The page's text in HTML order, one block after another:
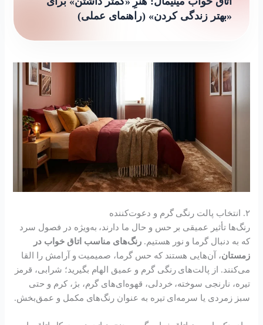
«بهتر زندگی کردن» (راهنمای عملی)
۲. انتخاب پالت رنگی گرم و دعوت‌کننده
رنگ‌ها تأثیر عمیقی بر حس و حال ما دارند، به‌ویژه در فصول سرد
که به دنبال گرما و نور هستیم. رنگ‌های مناسب اتاق خواب در
زمستان، آن‌هایی هستند که حس گرما، صمیمیت و آرامش را القا
می‌کنند. از پالت‌های رنگی گرم و عمیق الهام بگیرید؛ شرابی، قرمز
تیره، نارنجی سوخته، خردلی، قهوه‌ای‌های گرم، بژ، کرم و حتی
سبز زمردی یا سرمه‌ای تیره به عنوان رنگ‌های مکمل و عمق‌بخش.